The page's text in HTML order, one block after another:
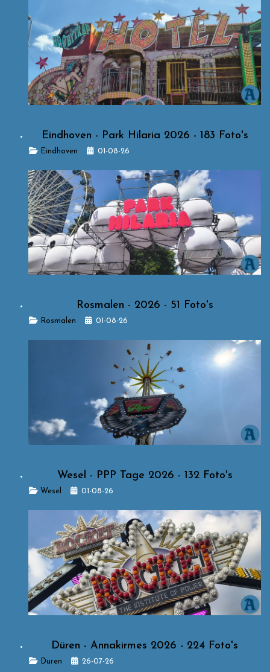
Eindhoven - Park Hilaria 2026 - 183 Foto's
DetailsEindhoven 01-08-26
Rosmalen - 2026 - 51 Foto's
DetailsRosmalen 01-08-26
Wesel - PPP Tage 2026 - 132 Foto's
Details
Wesel 01-08-26
Düren - Annakirmes 2026 - 224 Foto's
Details
Düren 26-07-26